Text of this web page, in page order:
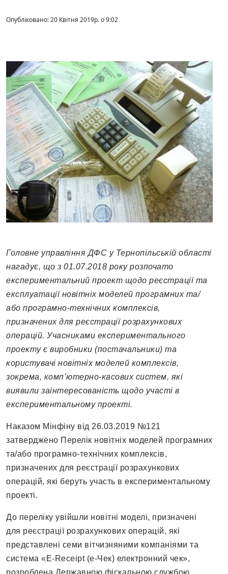
Опубліковано: 20 Квітня 2019р. о 9:02
Головне управління ДФС у Тернопільській області
нагадує, що з 01.07.2018 року розпочато
експериментальний проект щодо реєстрації та
експлуатації новітніх моделей програмних та/
або програмно-технічних комплексів,
призначених для реєстрації розрахункових
операцій. Учасниками експериментального
проекту є виробники (постачальники) та
користувачі новітніх моделей комплексів,
зокрема, комп’ютерно-касових систем, які
виявили заінтересованість щодо участі в
експериментальному проекті.
Наказом Мінфіну від 26.03.2019 №121
затверджено Перелік новітніх моделей програмних
та/або програмно-технічних комплексів,
призначених для реєстрації розрахункових
операцій, які беруть участь в експериментальному
проекті.
До переліку увійшли новітні моделі, призначені
для реєстрації розрахункових операцій, які
представлені семи вітчизняними компаніями та
система «E-Receipt (e-Чек) електронний чек»,